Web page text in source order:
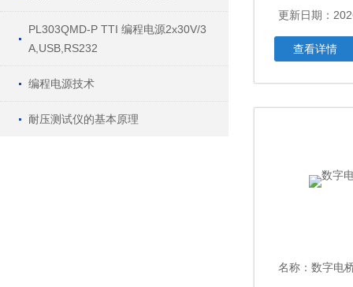
PL303QMD-P TTI 编程电源2x30V/3
A,USB,RS232
编程电源技术
耐压测试仪的基本原理
更新日期：
查看详情
名称： 数字电